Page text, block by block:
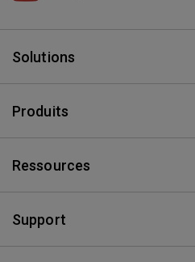
Solutions
Produits
Ressources
Support